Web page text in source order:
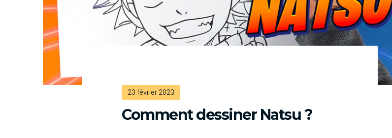
23 février 2023
Comment dessiner Natsu ?